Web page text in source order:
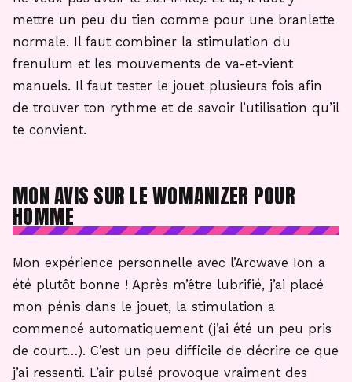
mettre un peu du tien comme pour une branlette
normale. Il faut combiner la stimulation du
frenulum et les mouvements de va-et-vient
manuels. Il faut tester le jouet plusieurs fois afin
de trouver ton rythme et de savoir l’utilisation qu’il
te convient.
MON AVIS SUR LE WOMANIZER POUR
HOMME
Mon expérience personnelle avec l’Arcwave Ion a
été plutôt bonne ! Après m’être lubrifié, j’ai placé
mon pénis dans le jouet, la stimulation a
commencé automatiquement (j’ai été un peu pris
de court…). C’est un peu difficile de décrire ce que
j’ai ressenti. L’air pulsé provoque vraiment des